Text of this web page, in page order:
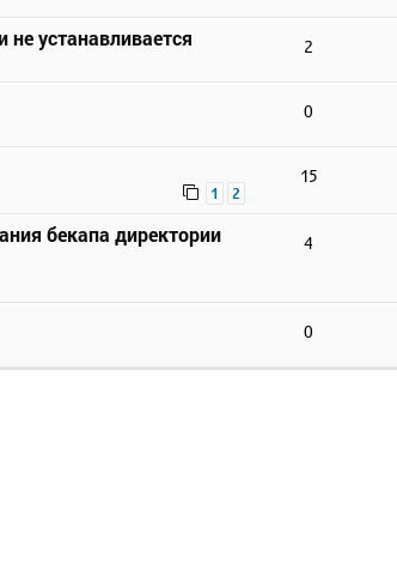
не устанавливается 2
0
1 2
15
бекапа директории
4
0